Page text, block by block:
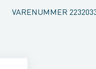
VARENUMMER